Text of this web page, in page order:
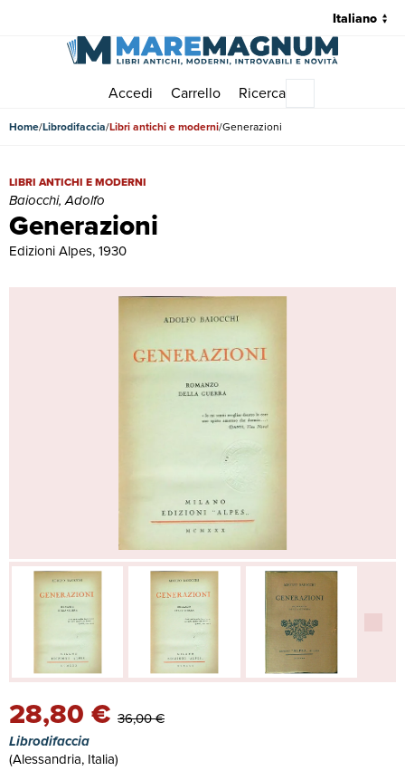
Accedi Carrello Ricerca
Home Librodifaccia Libri antichi e moderni Generazioni
Generazioni
Generazioni | Libri antichi e moderni | Baiocchi, Adolfo
LIBRI ANTICHI E MODERNI
Baiocchi, Adolfo
Edizioni Alpes, 1930
28,80 € 36,00 €
Librodifaccia
(Alessandria, Italia)